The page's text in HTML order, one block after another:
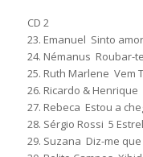
CD 2
23. Emanuel  Sinto
24. Némanus  Roubar-
25. Ruth Marlene 
26. Ricardo & Henrique
27. Rebeca  Estou a
28. Sérgio Rossi  5
29. Suzana  Diz-me